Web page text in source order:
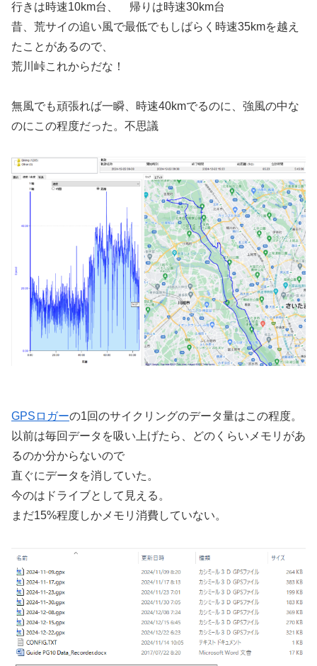
行きは時速10km台、 帰りは時速30km台
昔、荒サイの追い風で最低でもしばらく時速35kmを越え
たことがあるので、
荒川峠これからだな！
無風でも頑張れば一瞬、時速40kmでるのに、強風の中な
のにこの程度だった。不思議
GPSロガーの1回のサイクリングのデータ量はこの程度。
以前は毎回データを吸い上げたら、どのくらいメモリがあ
るのか分からないので
直ぐにデータを消していた。
今のはドライブとして見える。
まだ15%程度しかメモリ消費していない。